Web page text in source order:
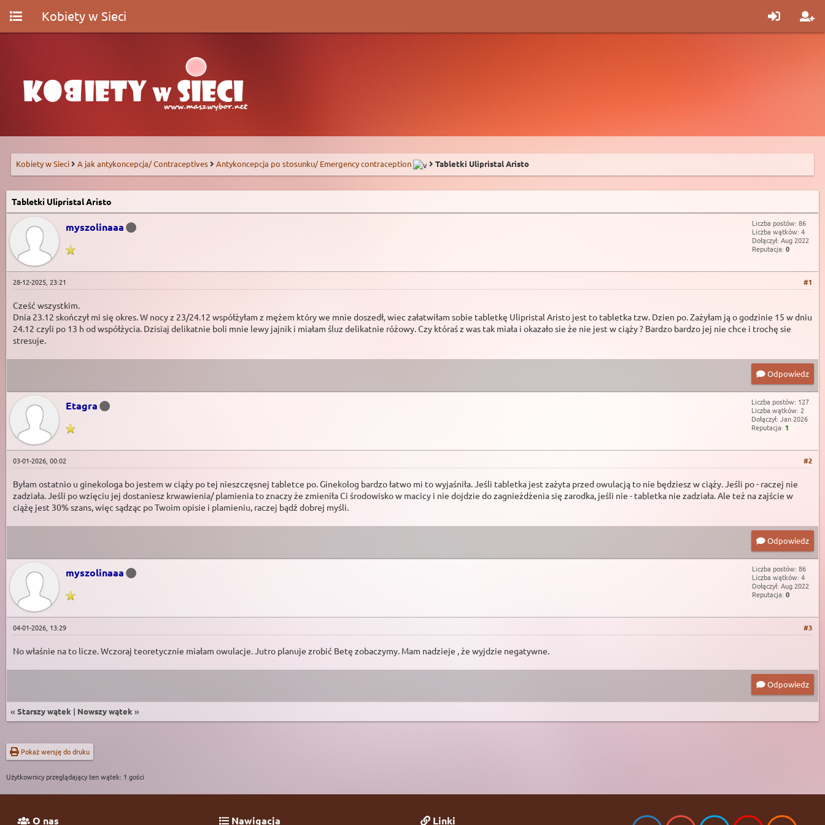
Kobiety w Sieci
Kobiety w Sieci A jak antykoncepcja/ Contraceptives Antykoncepcja po stosunku/ Emergency contraception Tabletki Ulipristal Aristo
Tabletki Ulipristal Aristo
myszolinaaa
Liczba postów: 86
Liczba wątków: 4
Dołączył: Aug 2022
Reputacja: 0
#1
28-12-2025, 23:21
Cześć wszystkim.
Dnia 23.12 skończył mi się okres. W nocy z 23/24.12 współżyłam z mężem który we mnie doszedł, wiec załatwiłam sobie tabletkę Ulipristal Aristo jest to tabletka tzw. Dzien po. Zażyłam ją o godzinie 15 w dniu
24.12 czyli po 13 h od współżycia. Dzisiaj delikatnie boli mnie lewy jajnik i miałam śluz delikatnie różowy. Czy któraś z was tak miała i okazało sie że nie jest w ciąży ? Bardzo bardzo jej nie chce i trochę sie
stresuje.
Odpowiedz
Etagra
Liczba postów: 127
Liczba wątków: 2
Dołączył: Jan 2026
Reputacja: 1
#2
03-01-2026, 00:02
Byłam ostatnio u ginekologa bo jestem w ciąży po tej nieszczęsnej tabletce po. Ginekolog bardzo łatwo mi to wyjaśniła. Jeśli tabletka jest zażyta przed owulacją to nie będziesz w ciąży. Jeśli po - raczej nie
zadziała. Jeśli po wzięciu jej dostaniesz krwawienia/ plamienia to znaczy że zmieniła Ci środowisko w macicy i nie dojdzie do zagnieżdżenia się zarodka, jeśli nie - tabletka nie zadziała. Ale też na zajście w
ciążę jest 30% szans, więc sądząc po Twoim opisie i plamieniu, raczej bądź dobrej myśli.
Odpowiedz
myszolinaaa
Liczba postów: 86
Liczba wątków: 4
Dołączył: Aug 2022
Reputacja: 0
#3
04-01-2026, 13:29
No właśnie na to licze. Wczoraj teoretycznie miałam owulacje. Jutro planuje zrobić Betę zobaczymy. Mam nadzieje , że wyjdzie negatywne.
Odpowiedz
« Starszy wątek | Nowszy wątek »
Pokaż wersję do druku
Użytkownicy przeglądający ten wątek: 1 gości
O nas Nawigacja Linki